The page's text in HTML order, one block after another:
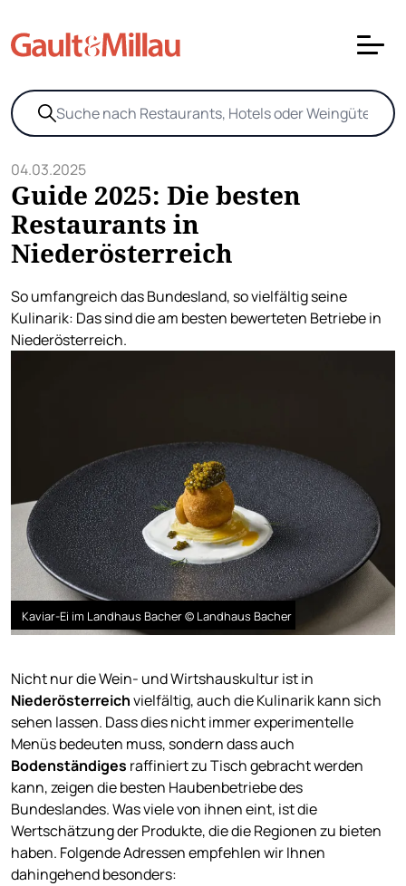
04.03.2025
Guide 2025: Die besten
Restaurants in
Niederösterreich
So umfangreich das Bundesland, so vielfältig seine
Kulinarik: Das sind die am besten bewerteten Betriebe in
Niederösterreich.
Kaviar-Ei im Landhaus Bacher © Landhaus Bacher
Nicht nur die Wein- und Wirtshauskultur ist in
Niederösterreichvielfältig, auch die Kulinarik kann sich
sehen lassen. Dass dies nicht immer experimentelle
Menüs bedeuten muss, sondern dass auch
Bodenständiges raffiniert zu Tisch gebracht werden
kann, zeigen die besten Haubenbetriebe des
Bundeslandes. Was viele von ihnen eint, ist die
Wertschätzung der Produkte, die die Regionen zu bieten
haben. Folgende Adressen empfehlen wir Ihnen
dahingehend besonders: